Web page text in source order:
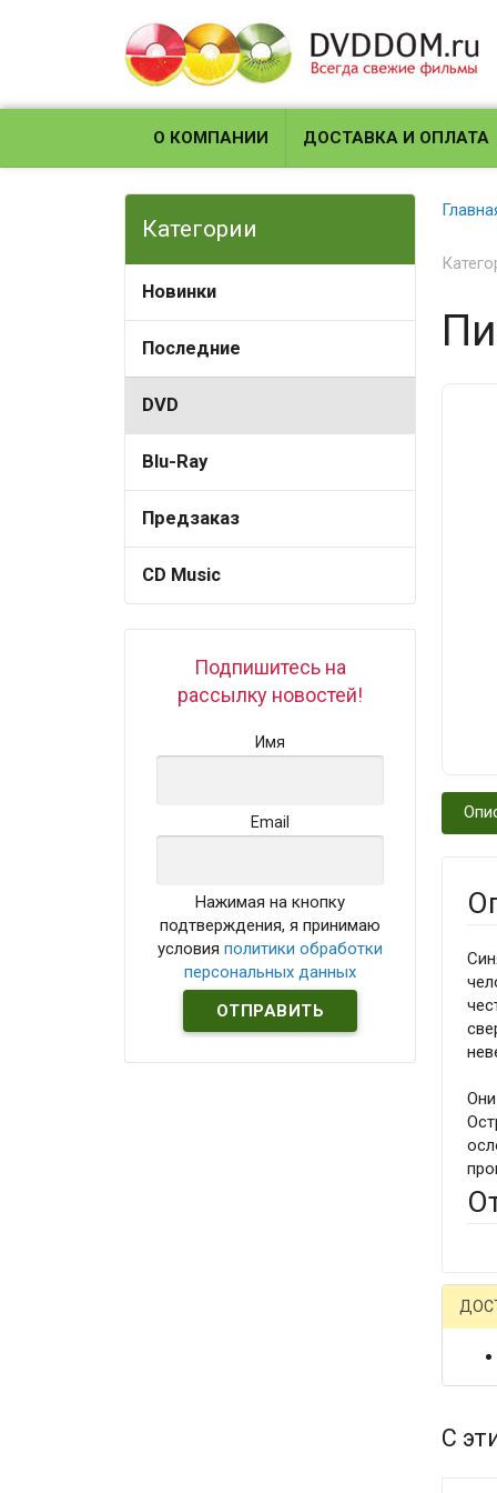
О КОМПАНИИ ДОСТАВКА И ОПЛАТА
Категории
Новинки
Последние
DVD
Blu-Ray
Предзаказ
CD Music
Подпишитесь на
рассылку новостей!
Имя
Email
Нажимая на кнопку
подтверждения, я принимаю
условияполитики обработки
персональных данных
С